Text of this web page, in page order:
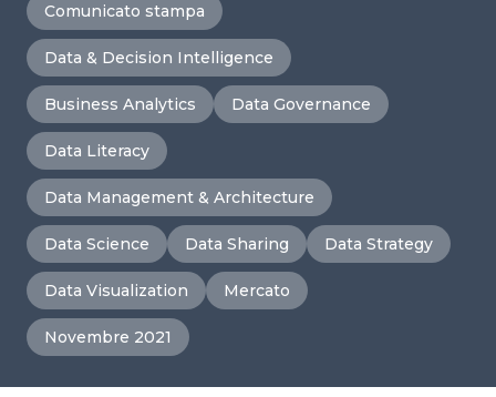
Comunicato stampa
Data & Decision Intelligence
Business Analytics Data Governance
Data Literacy
Data Management & Architecture
Data Science Data Sharing Data Strategy
Data Visualization Mercato
Novembre 2021